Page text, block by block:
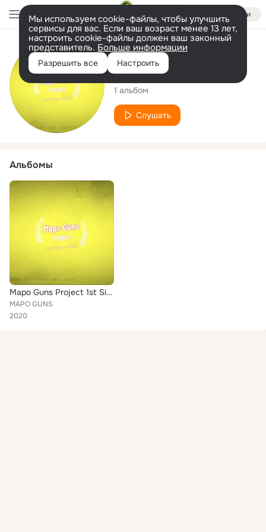
Войти
Мы используем cookie-файлы, чтобы улучшить
сервисы для вас. Если ваш возраст менее 13 лет,
настроить cookie-файлы должен ваш законный
представитель. Больше информации
Разрешить все Настроить
Исполнитель
MAPO GUNS
1 альбом
Слушать
Альбомы
Mapo Guns Project 1st Single 2020
MAPO GUNS
2020